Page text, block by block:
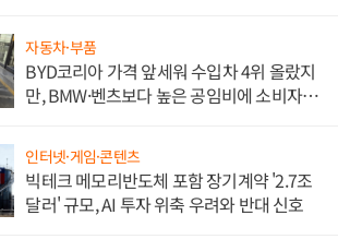
자동차·부품
BYD코리아 가격 앞세워 수입차 4위 올랐지
만, BMW·벤츠보다 높은 공임비에 소비자
인터넷·게임·콘텐츠
빅테크 메모리반도체 포함 장기계약 '2.7조
달러' 규모, AI 투자 위축 우려와 반대 신호